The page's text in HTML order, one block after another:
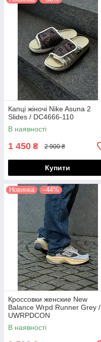
Капці жіночі Nike Asuna 2
Slides / DC4666-110
В наявності
1 450 ₴ 2 900 ₴
Купити
Новинка –44%
Кроссовки женские New
Balance Wrpd Runner Grey /
UWRPDCON
В наявності